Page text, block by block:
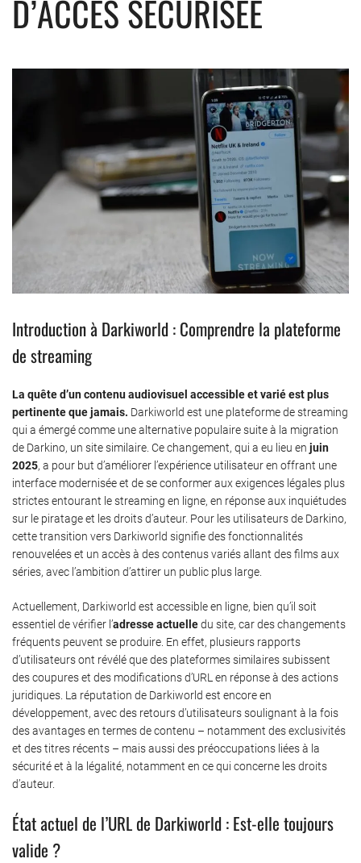
D’ACCÈS SÉCURISÉE
Introduction à Darkiworld : Comprendre la plateforme
de streaming
La quête d’un contenu audiovisuel accessible et varié est plus
pertinente que jamais. Darkiworld est une plateforme de streaming
qui a émergé comme une alternative populaire suite à la migration
de Darkino, un site similaire. Ce changement, qui a eu lieu en juin
2025, a pour but d’améliorer l’expérience utilisateur en offrant une
interface modernisée et de se conformer aux exigences légales plus
strictes entourant le streaming en ligne, en réponse aux inquiétudes
sur le piratage et les droits d’auteur. Pour les utilisateurs de Darkino,
cette transition vers Darkiworld signifie des fonctionnalités
renouvelées et un accès à des contenus variés allant des films aux
séries, avec l’ambition d’attirer un public plus large.
Actuellement, Darkiworld est accessible en ligne, bien qu’il soit
essentiel de vérifier l’adresse actuelledu site, car des changements
fréquents peuvent se produire. En effet, plusieurs rapports
d’utilisateurs ont révélé que des plateformes similaires subissent
des coupures et des modifications d’URL en réponse à des actions
juridiques. La réputation de Darkiworld est encore en
développement, avec des retours d’utilisateurs soulignant à la fois
des avantages en termes de contenu – notamment des exclusivités
et des titres récents – mais aussi des préoccupations liées à la
sécurité et à la légalité, notamment en ce qui concerne les droits
d’auteur.
État actuel de l’URL de Darkiworld : Est-elle toujours
valide ?